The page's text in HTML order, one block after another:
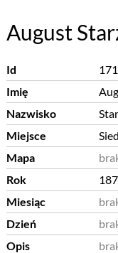
August
Id
Imię
Nazwisko
Miejsce
Mapa
Rok
Miesiąc
Dzień
Opis